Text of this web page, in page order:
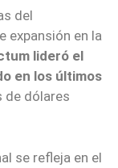
del
expansión en la
lideró el
en los últimos
de dólares
se refleja en el